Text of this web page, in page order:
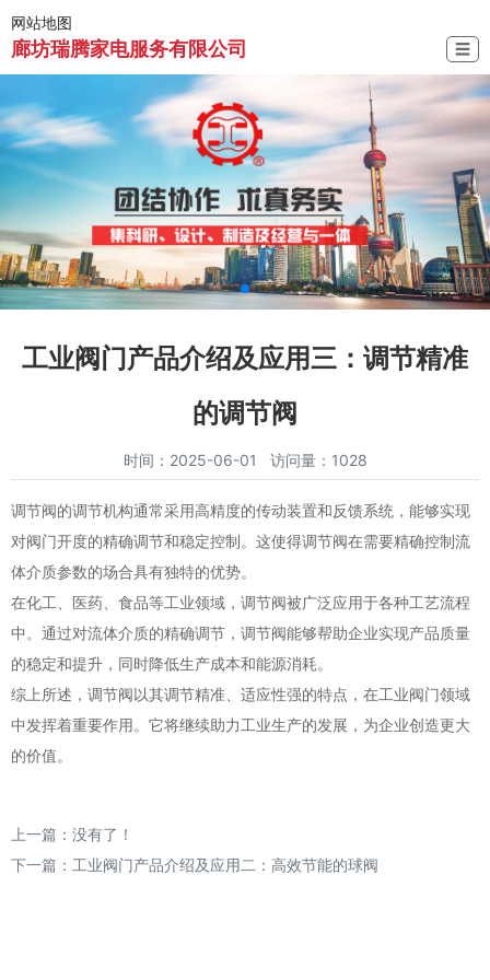
网站地图
廊坊瑞腾家电服务有限公司 ☰
工业阀门产品介绍及应用三：调节精准
的调节阀
时间：2025-06-01 访问量：1028
调节阀的调节机构通常采用高精度的传动装置和反馈系统，能够实现
对阀门开度的精确调节和稳定控制。这使得调节阀在需要精确控制流
体介质参数的场合具有独特的优势。
在化工、医药、食品等工业领域，调节阀被广泛应用于各种工艺流程
中。通过对流体介质的精确调节，调节阀能够帮助企业实现产品质量
的稳定和提升，同时降低生产成本和能源消耗。
综上所述，调节阀以其调节精准、适应性强的特点，在工业阀门领域
中发挥着重要作用。它将继续助力工业生产的发展，为企业创造更大
的价值。
上一篇：没有了！
下一篇： 工业阀门产品介绍及应用二：高效节能的球阀